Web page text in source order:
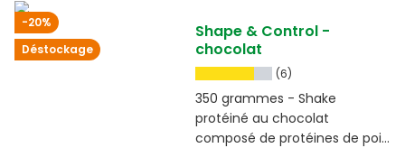
-20%
Déstockage
Shape & Control -
chocolat
(6)
350 grammes - Shake
protéiné au chocolat
composé de protéines de pois